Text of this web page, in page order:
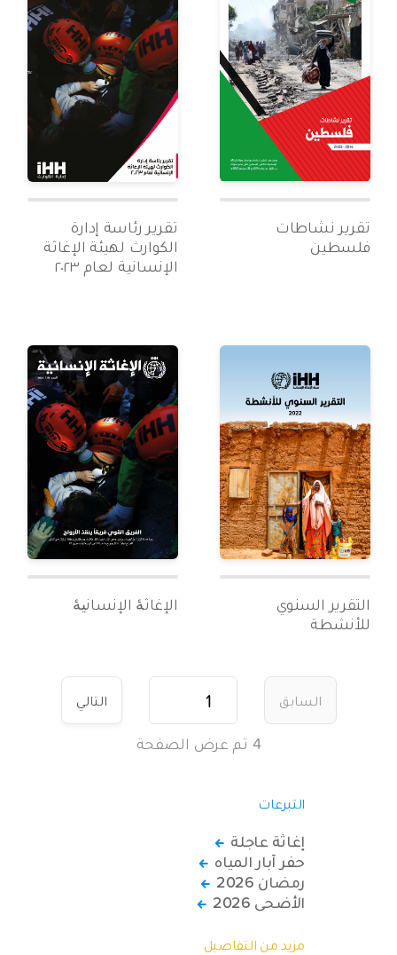
تقرير نشاطات
فلسطين
تقرير رئاسة إدارة
الكوارث لهيئة الإغاثة
الإنسانية لعام ٢٠٢٣
التقرير السنوي
للأنشطة
الإغاثۀ الإنسانیۀ
السابق التالي
4 تم عرض الصفحة
التبرعات
إغاثة عاجلة
حفر آبار المياه
رمضان 2026
الأضحى 2026
مزيد من التفاصيل